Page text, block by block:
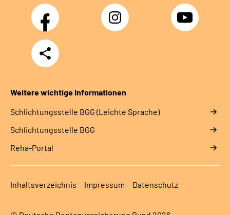
Facebook Instagram YouTube
Teilen
Weitere wichtige Informationen
Schlich­tungs­stel­le BGG (Leichte Sprache)
Schlich­tungs­stel­le BGG
Reha-Portal
Inhaltsverzeichnis Impressum Datenschutz